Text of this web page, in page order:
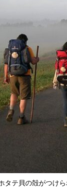
タテ貝の殻がつけ